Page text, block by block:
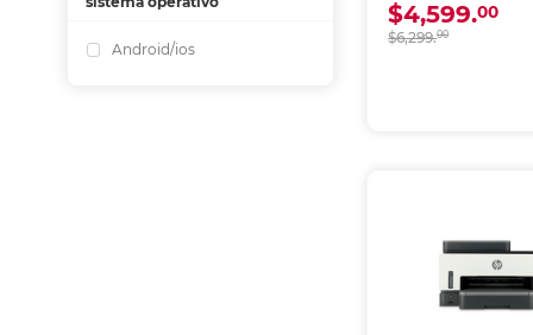
Android/ios
a Color Wi-Fi Dúplex
$4,599.00
$6,299.00